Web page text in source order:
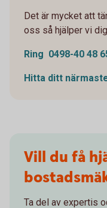
Det är mycket att
oss så hjälper vi
Ring 0498-40 48
Hitta ditt
Vill du få
Ta del av expertis